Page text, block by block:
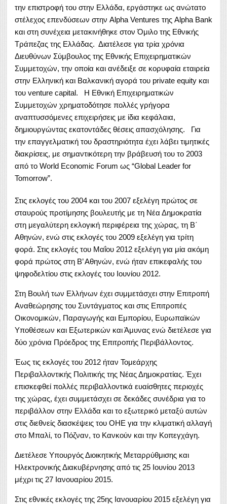
την επιστροφή του στην Ελλάδα, εργάστηκε ως ανώτατο
στέλεχος επενδύσεων στην Alpha Ventures της Alpha Bank
και στη συνέχεια μετακινήθηκε στον Όμιλο της Εθνικής
Τράπεζας της Ελλάδας. Διατέλεσε για τρία χρόνια
Διευθύνων Σύμβουλος της Εθνικής Επιχειρηματικών
Συμμετοχών, την οποία και ανέδειξε σε κορυφαία εταιρεία
στην Ελληνική και Βαλκανική αγορά του private equity και
του venture capital. Η Εθνική Επιχειρηματικών
Συμμετοχών χρηματοδότησε πολλές γρήγορα
αναπτυσσόμενες επιχειρήσεις με ίδια κεφάλαια,
δημιουργώντας εκατοντάδες θέσεις απασχόλησης. Για
την επαγγελματική του δραστηριότητα έχει λάβει τιμητικές
διακρίσεις, με σημαντικότερη την βράβευσή του το 2003
από το World Economic Forum ως “Global Leader for
Tomorrow”.
Στις εκλογές του 2004 και του 2007 εξελέγη πρώτος σε
σταυρούς προτίμησης βουλευτής με τη Νέα Δημοκρατία
στη μεγαλύτερη εκλογική περιφέρεια της χώρας, τη Β΄
Αθηνών, ενώ στις εκλογές του 2009 εξελέγη για τρίτη
φορά. Στις εκλογές του Μαΐου 2012 εξελέγη για μία ακόμη
φορά πρώτος στη Β’ Αθηνών, ενώ ήταν επικεφαλής του
ψηφοδελτίου στις εκλογές του Ιουνίου 2012.
Στη Βουλή των Ελλήνων έχει συμμετάσχει στην Επιτροπή
Αναθεώρησης του Συντάγματος και στις Επιτροπές
Οικονομικών, Παραγωγής και Εμπορίου, Ευρωπαϊκών
Υποθέσεων και Εξωτερικών και Άμυνας ενώ διετέλεσε για
δύο χρόνια Πρόεδρος της Επιτροπής Περιβάλλοντος.
Έως τις εκλογές του 2012 ήταν Τομεάρχης
Περιβαλλοντικής Πολιτικής της Νέας Δημοκρατίας. Έχει
επισκεφθεί πολλές περιβαλλοντικά ευαίσθητες περιοχές
της χώρας, έχει συμμετάσχει σε δεκάδες συνέδρια για το
περιβάλλον στην Ελλάδα και το εξωτερικό μεταξύ αυτών
στις διεθνείς διασκέψεις του ΟΗΕ για την κλιματική αλλαγή
στο Μπαλί, το Πόζναν, το Κανκούν και την Κοπεγχάγη.
Διετέλεσε Υπουργός Διοικητικής Μεταρρύθμισης και
Ηλεκτρονικής Διακυβέρνησης από τις 25 Ιουνίου 2013
μέχρι τις 27 Ιανουαρίου 2015.
Στις εθνικές εκλογές της 25ης Ιανουαρίου 2015 εξελέγη για